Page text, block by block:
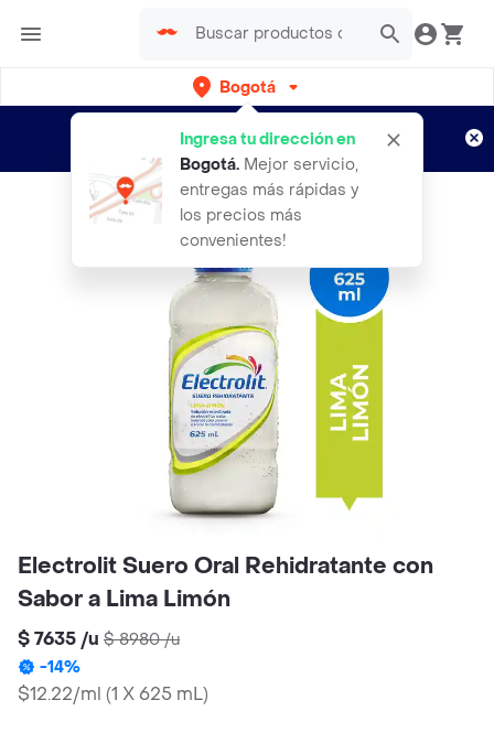
Bogotá
Ingresa tu dirección en
Bogotá. Mejor servicio,
entregas más rápidas y
los precios más
convenientes!
envíos gratis por semanas
Aplican TyC
Electrolit Suero Oral Rehidratante con
Sabor a Lima Limón
$ 7635 /u $ 8980/u
-14%
$12.22/ml (1 X 625 mL)